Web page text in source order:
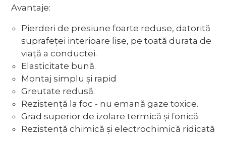
Avantaje:
Pierderi de presiune foarte reduse, datorită
suprafeței interioare lise, pe toată durata de
viață a conductei.
Elasticitate bună.
Montaj simplu și rapid
Greutate redusă.
Rezistență la foc - nu emană gaze toxice.
Grad superior de izolare termică și fonică.
Rezistență chimică și electrochimică ridicată